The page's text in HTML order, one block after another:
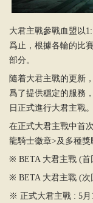
大君主戰參戰血盟以
爲止，根據各輪的比
部分。
隨着大君主戰的更新
爲了提供穩定的服務
日正式進行大君主戰。
在正式大君主戰中首
龍騎士徽章>及多種獎
※ BETA 大君主戰 (首
※ BETA 大君主戰 (次
※ 正式大君主戰 : 5月